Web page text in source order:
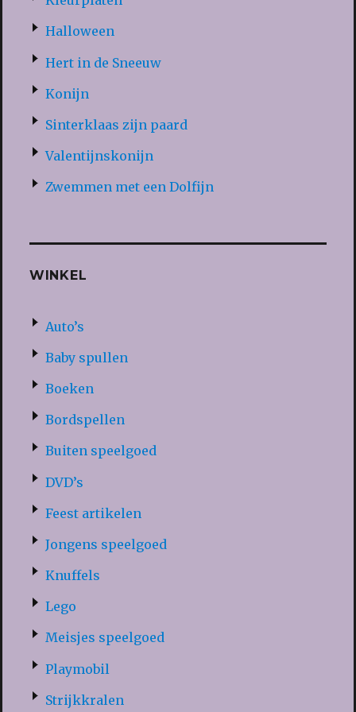
Halloween
Hert in de Sneeuw
Konijn
Sinterklaas zijn paard
Valentijnskonijn
Zwemmen met een Dolfijn
WINKEL
Auto’s
Baby spullen
Boeken
Bordspellen
Buiten speelgoed
DVD’s
Feest artikelen
Jongens speelgoed
Knuffels
Lego
Meisjes speelgoed
Playmobil
Strijkkralen